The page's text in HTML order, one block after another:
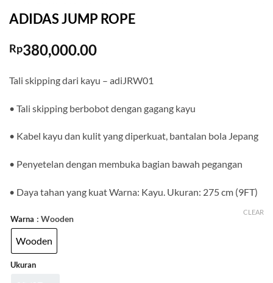
ADIDAS JUMP ROPE
Rp380,000.00
Tali skipping dari kayu – adiJRW01
• Tali skipping berbobot dengan gagang kayu
• Kabel kayu dan kulit yang diperkuat, bantalan bola Jepang
• Penyetelan dengan membuka bagian bawah pegangan
• Daya tahan yang kuat Warna: Kayu. Ukuran: 275 cm (9FT)
Warna : Wooden
Wooden
Ukuran
CLEAR